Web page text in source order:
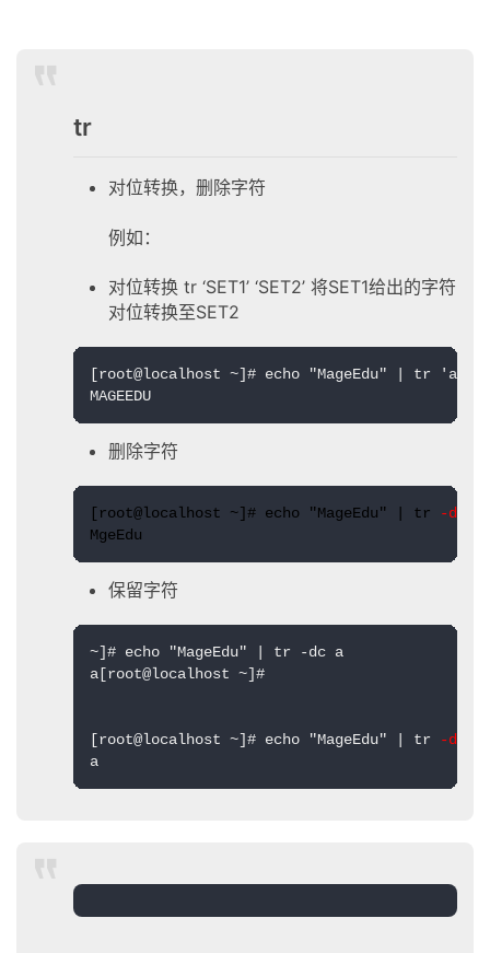
tr
对位转换，删除字符
例如：
对位转换 tr ‘SET1’ ‘SET2’ 将SET1给出的字符
对位转换至SET2
[root@localhost ~]# echo "MageEdu" | tr 'a-
MAGEEDU
删除字符
[root@localhost ~]# echo "MageEdu" | tr -d
MgeEdu
保留字符
~]# echo "MageEdu" | tr -dc a
a[root@localhost ~]#
[root@localhost ~]# echo "MageEdu" | tr -dc
a